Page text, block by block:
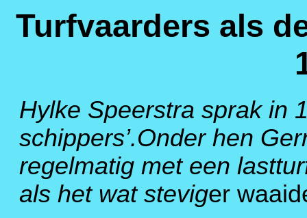
Turfvaarders als
Hylke Speerstra sprak in
schippers’.Onder hen
regelmatig met een
als het wat steviger